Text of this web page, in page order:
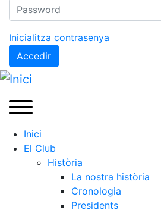
Inicialitza contrasenya
Accedir
Inici
El Club
Història
La nostra història
Cronologia
Presidents